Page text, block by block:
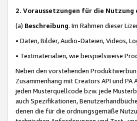
2. Voraussetzungen für die Nutzung
(a) Beschreibung. Im Rahmen dieser
• Daten, Bilder, Audio-Dateien, Videos,
• Textmaterialien, wie beispielsweise
Neben den vorstehenden
Zusammenhang mit Creators API und
jeden Musterquellcode bzw. jede
auch Spezifikationen,
denen die für die ordnungsgemäße